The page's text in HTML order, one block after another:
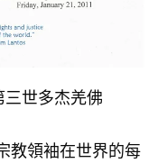
三世多杰羌佛
領袖在世界的每